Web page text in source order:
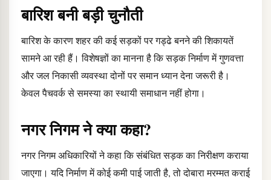
बारिश बनी बड़ी चुनौती
बारिश के कारण शहर की कई सड़कों पर गड्ढे बनने की शिकायतें
सामने आ रही हैं। विशेषज्ञों का मानना है कि सड़क निर्माण में गुणवत्ता
और जल निकासी व्यवस्था दोनों पर समान ध्यान देना जरूरी है।
केवल पैचवर्क से समस्या का स्थायी समाधान नहीं होगा।
नगर निगम ने क्या कहा?
नगर निगम अधिकारियों ने कहा कि संबंधित सड़क का निरीक्षण कराया
जाएगा। यदि निर्माण में कोई कमी पाई जाती है, तो दोबारा मरम्मत कराई